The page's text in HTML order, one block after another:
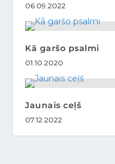
06.09.2022
Kā garšo psalmi
01.10.2020
Jaunais ceļš
07.12.2022